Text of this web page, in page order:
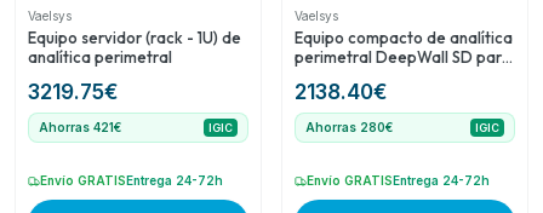
Vaelsys
Equipo servidor (rack - 1U) de
analítica perimetral
3219.75€
Ahorras 421€ IGIC
Envío GRATIS Entrega 24-72h
Vaelsys
Equipo compacto de analítica
perimetral DeepWall SD para
2138.40€
Ahorras 280€ IGIC
Envío GRATIS Entrega 24-72h